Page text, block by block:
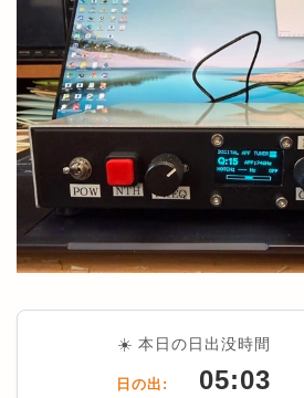
☀️ 本日の日出没時間
日の出: 05:03